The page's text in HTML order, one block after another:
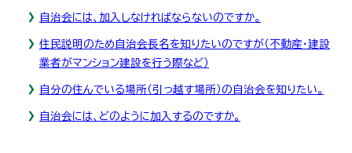
自治会には、加入しなければならないのですか。
住民説明のため自治会長名を知りたいのですが（不動産・建設
業者がマンション建設を行う際など）
自分の住んでいる場所（引っ越す場所）の自治会を知りたい。
自治会には、どのように加入するのですか。